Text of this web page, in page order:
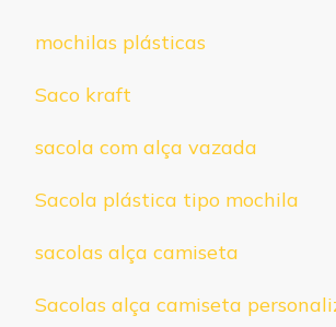
mochilas plásticas
Saco kraft
sacola com alça vazada
Sacola plástica tipo mochila
sacolas alça camiseta
Sacolas alça camiseta